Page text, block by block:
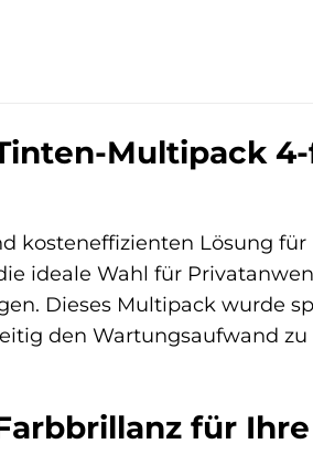
Multipack
kosteneffizienten Lösung
ideale Wahl für
Dieses Multipack wurde
den Wartungsaufwand
für